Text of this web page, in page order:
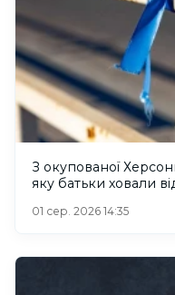
З окупованої
яку батьки ховали
01 сер. 2026 14:35